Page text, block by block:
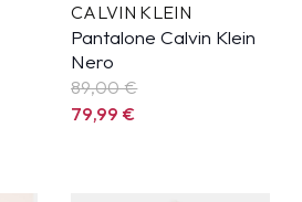
CALVIN KLEIN
Pantalone Calvin Klein
Nero
89,00 €
79,99€